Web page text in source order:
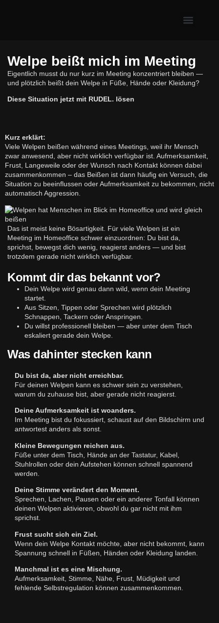
Welpe beißt mich im Meeting
Eigentlich musst du nur kurz im Meeting konzentriert bleiben —
und plötzlich beißt dein Welpe in Füße, Hände oder Kleidung?
Diese Situation jetzt mit RUDEL. lösen
Kurz erklärt:
Viele Welpen beißen während eines Meetings, weil ihr Mensch
zwar anwesend, aber nicht wirklich verfügbar ist. Aufmerksamkeit,
Frust, Langeweile oder der Wunsch nach Kontakt können dabei
zusammenkommen – das Beißen ist dann häufig ein Versuch, die
Situation zu beeinflussen oder Aufmerksamkeit zu bekommen, nicht
automatisch Aggression.
Das ist meist keine Bösartigkeit. Für viele Welpen ist ein
Meeting im Homeoffice schwer einzuordnen: Du bist da,
sprichst, bewegst dich wenig, reagierst anders — und bist
trotzdem gerade nicht wirklich verfügbar.
Kommt dir das bekannt vor?
Dein Welpe wird genau dann wild, wenn dein Meeting
startet.
Aus Sitzen, Tippen oder Sprechen wird plötzlich
Schnappen, Tackern oder Anspringen.
Du willst professionell bleiben — aber unter dem Tisch
eskaliert gerade dein Welpe.
Was dahinter stecken kann
Du bist da, aber nicht erreichbar.
Für deinen Welpen kann es schwer sein zu verstehen,
warum du zuhause bist, aber gerade nicht reagierst.
Deine Aufmerksamkeit ist woanders.
Im Meeting bist du fokussiert, schaust auf den Bildschirm und
antwortest anders als sonst.
Kleine Bewegungen reichen aus.
Füße unter dem Tisch, Hände an der Tastatur, Kabel,
Stuhlrollen oder dein Aufstehen können schnell spannend
werden.
Deine Stimme verändert den Moment.
Sprechen, Lachen, Pausen oder ein anderer Tonfall können
deinen Welpen aktivieren, obwohl du gar nicht mit ihm
sprichst.
Frust sucht sich ein Ziel.
Wenn dein Welpe Kontakt möchte, aber nicht bekommt, kann
Spannung schnell in Füßen, Händen oder Kleidung landen.
Manchmal ist es eine Mischung.
Aufmerksamkeit, Stimme, Nähe, Frust, Müdigkeit und
fehlende Selbstregulation können zusammenkommen.